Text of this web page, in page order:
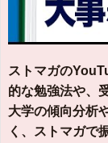
ストマガの
的な勉強法や、
大学の傾向分析
く、ストマガで